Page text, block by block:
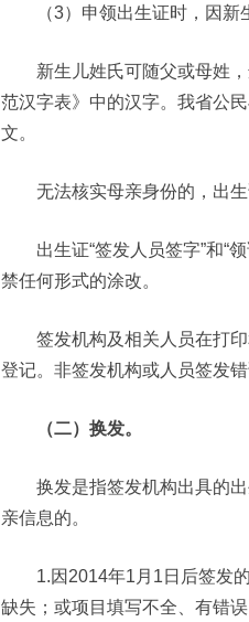
（3）申领出生证时，因
新生儿姓氏可随父或母姓
范汉字表》中的汉字。我省公
文。
无法核实母亲身份的，出生
出生证“签发人员签字”和“
禁任何形式的涂改。
签发机构及相关人员在打
登记。非签发机构或人员签发
（二）换发。
换发是指签发机构出具的
亲信息的。
1.因2014年1月1日后签发
缺失；或项目填写不全、有错